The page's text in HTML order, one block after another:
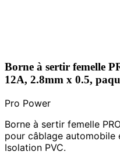
Borne à sertir femelle
12A, 2.8mm x 0.5,
Pro Power
Borne à sertir femelle
pour câblage automobile
Isolation PVC.